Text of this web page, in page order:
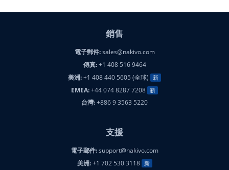
銷售
電子郵件:sales@nakivo.com
傳真:+1 408 516 9464
美洲:+1 408 440 5605 (全球) 新
EMEA:+44 074 8287 7208 新
台灣:+886 9 3563 5220
支援
電子郵件:support@nakivo.com
美洲:+1 702 530 3118 新